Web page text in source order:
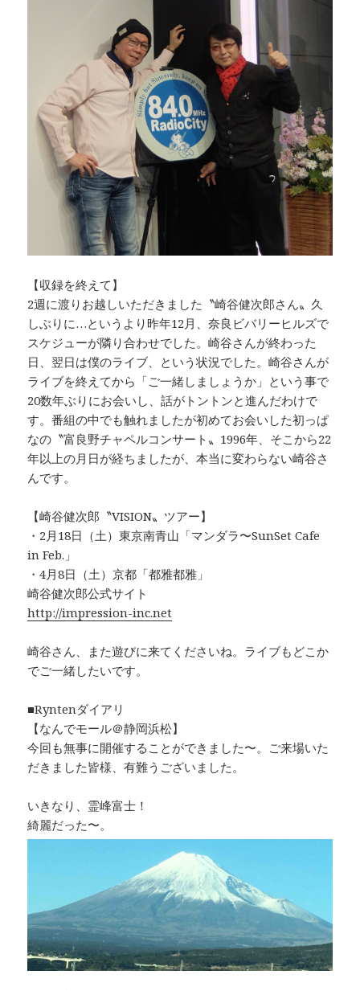
【収録を終えて】
2週に渡りお越しいただきました〝崎谷健次郎さん〟久
しぶりに…というより昨年12月、奈良ビバリーヒルズで
スケジューが隣り合わせでした。崎谷さんが終わった
日、翌日は僕のライブ、という状況でした。崎谷さんが
ライブを終えてから「ご一緒しましょうか」という事で
20数年ぶりにお会いし、話がトントンと進んだわけで
す。番組の中でも触れましたが初めてお会いした初っぱ
なの〝富良野チャペルコンサート〟1996年、そこから22
年以上の月日が経ちましたが、本当に変わらない崎谷さ
んです。
【崎谷健次郎〝VISION〟ツアー】
・2月18日（土）東京南青山「マンダラ〜SunSet Cafe
in Feb.」
・4月8日（土）京都「都雅都雅」
崎谷健次郎公式サイト
http://impression-inc.net
崎谷さん、また遊びに来てくださいね。ライブもどこか
でご一緒したいです。
■Ryntenダイアリ
【なんでモール＠静岡浜松】
今回も無事に開催することができました〜。ご来場いた
だきました皆様、有難うございました。
いきなり、霊峰富士！
綺麗だった〜。